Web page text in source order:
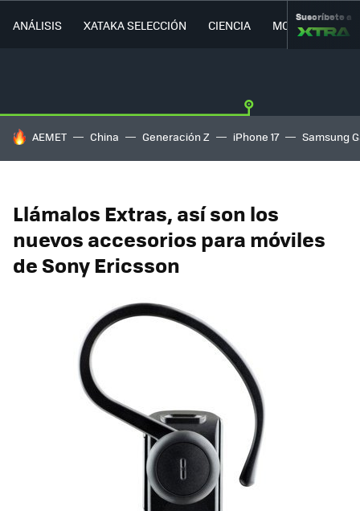
ANÁLISIS XATAKA SELECCIÓN CIENCIA MOVILIDAD
Suscríbete a
HOY SE HABLA DE
AEMET China Generación Z iPhone 17 Samsung
Llámalos Extras, así son los
nuevos accesorios para móviles
de Sony Ericsson